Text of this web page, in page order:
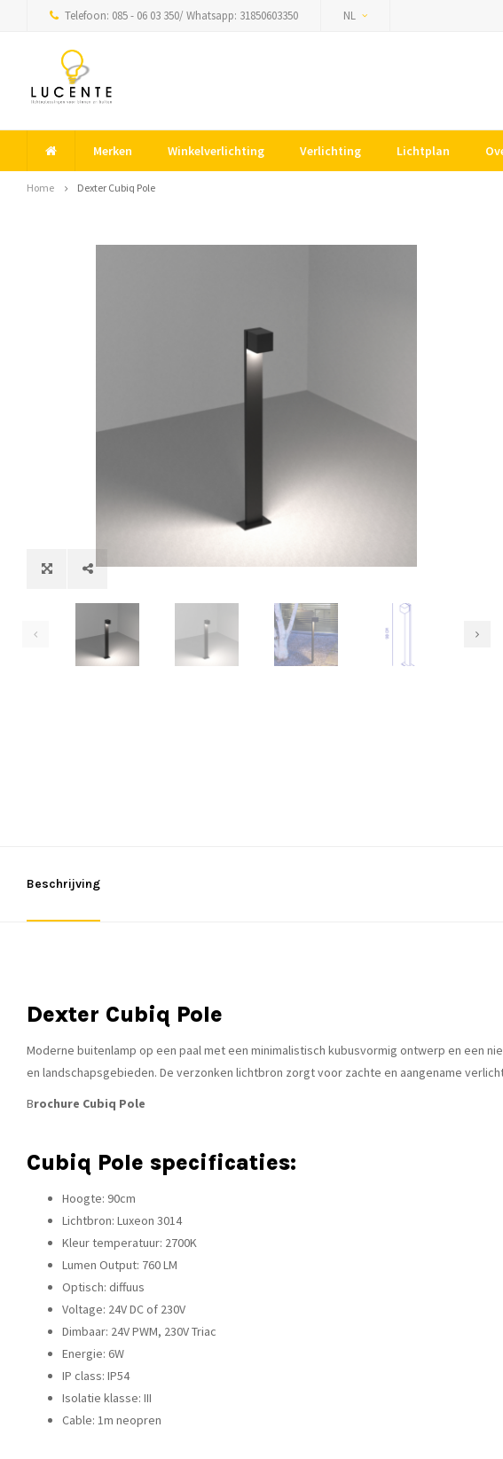
Telefoon: 085 - 06 03 350/ Whatsapp: 31850603350 NL
Merken Winkelverlichting Verlichting Lichtplan
Home Dexter Cubiq Pole
Beschrijving
Dexter Cubiq Pole
Moderne buitenlamp op een paal met een minimalistisch kubusvormig ontwerp en een
en landschapsgebieden. De verzonken lichtbron zorgt voor zachte en aangename
Brochure Cubiq Pole
Cubiq Pole specificaties:
Hoogte: 90cm
Lichtbron: Luxeon 3014
Kleur temperatuur: 2700K
Lumen Output: 760 LM
Optisch: diffuus
Voltage: 24V DC of 230V
Dimbaar: 24V PWM, 230V Triac
Energie: 6W
IP class: IP54
Isolatie klasse: III
Cable: 1m neopren